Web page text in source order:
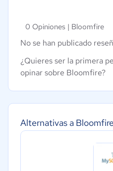
Alternativas a Bloomfire
0 Opiniones | Bloomfire
No se han publicado
¿Quieres ser la primera
opinar sobre Bloomfire?